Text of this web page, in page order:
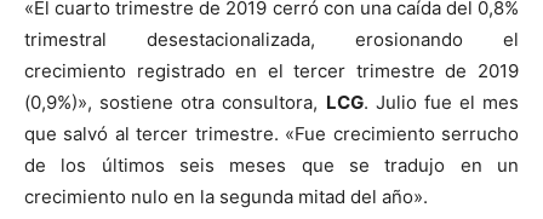
«El cuarto trimestre de 2019 cerró con una caída del 0,8%
trimestral desestacionalizada, erosionando el
crecimiento registrado en el tercer trimestre de 2019
(0,9%)», sostiene otra consultora, LCG. Julio fue el mes
que salvó al tercer trimestre. «Fue crecimiento serrucho
de los últimos seis meses que se tradujo en un
crecimiento nulo en la segunda mitad del año».